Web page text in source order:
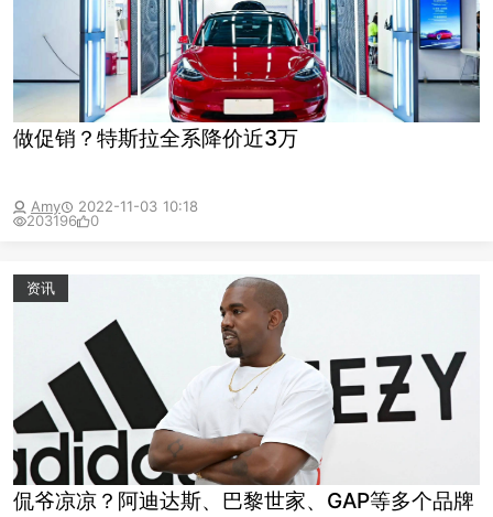
做促销？特斯拉全系降价近3万
Amy
2022-11-03 10:18
203196
0
资讯
侃爷凉凉？阿迪达斯、巴黎世家、GAP等多个品牌